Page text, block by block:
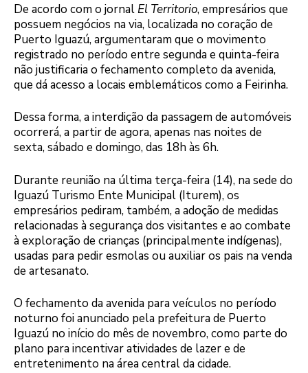
De acordo com o jornalEl Territorio, empresários que
possuem negócios na via, localizada no coração de
Puerto Iguazú, argumentaram que o movimento
registrado no período entre segunda e quinta-feira
não justificaria o fechamento completo da avenida,
que dá acesso a locais emblemáticos como a Feirinha.
Dessa forma, a interdição da passagem de automóveis
ocorrerá, a partir de agora, apenas nas noites de
sexta, sábado e domingo, das 18h às 6h.
Durante reunião na última terça-feira (14), na sede do
Iguazú Turismo Ente Municipal (Iturem), os
empresários pediram, também, a adoção de medidas
relacionadas à segurança dos visitantes e ao combate
à exploração de crianças (principalmente indígenas),
usadas para pedir esmolas ou auxiliar os pais na venda
de artesanato.
O fechamento da avenida para veículos no período
noturno foi anunciado pela prefeitura de Puerto
Iguazú no início do mês de novembro, como parte do
plano para incentivar atividades de lazer e de
entretenimento na área central da cidade.